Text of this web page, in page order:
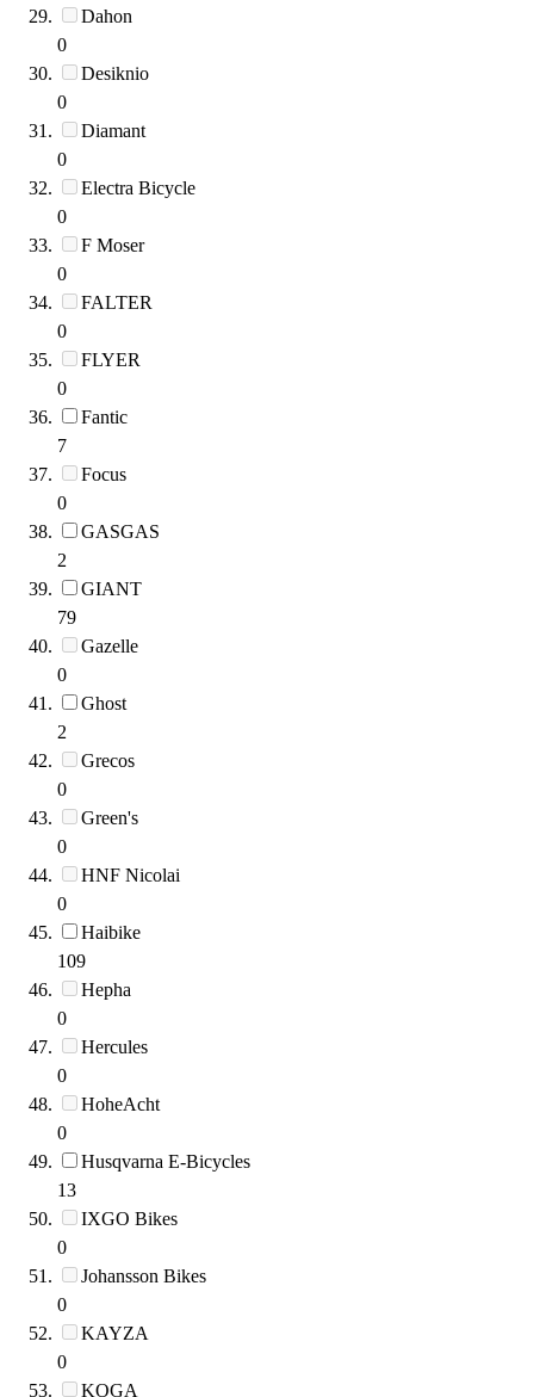
Dahon
0
Desiknio
0
Diamant
0
Electra Bicycle
0
F Moser
0
FALTER
0
FLYER
0
Fantic
7
Focus
0
GASGAS
2
GIANT
79
Gazelle
0
Ghost
2
Grecos
0
Green's
0
HNF Nicolai
0
Haibike
109
Hepha
0
Hercules
0
HoheAcht
0
Husqvarna E-Bicycles
13
IXGO Bikes
0
Johansson Bikes
0
KAYZA
0
KOGA